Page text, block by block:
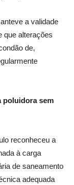
a validade
que alterações
de,
poluidora sem
reconheceu a
à carga
de saneamento
adequada